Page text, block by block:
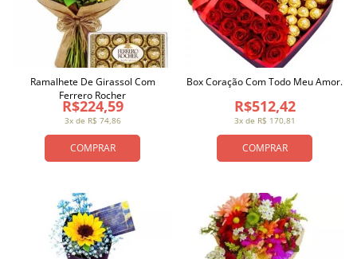
COMPRAR
3x de R$ 74,86
R$224,59
Ramalhete De Girassol Com
Ferrero Rocher
COMPRAR
3x de R$ 170,81
R$512,42
Box Coração Com Todo Meu Amor.